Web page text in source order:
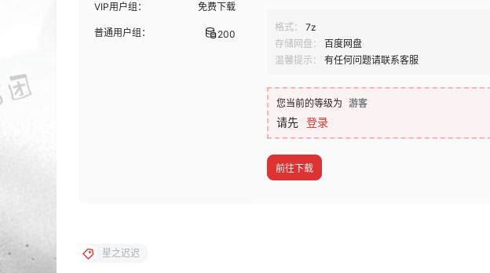
VIP用户组： 免费下载
普通用户组： 200
格式： 7z
存储网盘：
百度网盘
温馨提示：
有任何问题请联系客服
您当前的等级为 游客
请先 登录
前往下载
星之迟迟